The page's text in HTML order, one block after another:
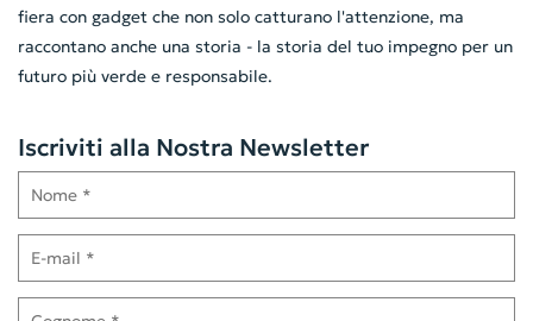
fiera con gadget che non solo catturano l'attenzione, ma
raccontano anche una storia - la storia del tuo impegno per un
futuro più verde e responsabile.
Iscriviti alla Nostra Newsletter
Nome
E-mail
Cognome